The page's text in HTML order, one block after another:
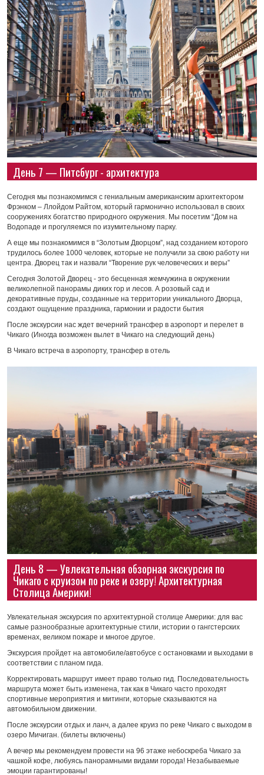
День 7 — Питсбург - архитектура
Сегодня мы познакомимся с гениальным американским архитектором
Фрэнком – Ллойдом Райтом, который гармонично использовал в своих
сооружениях богатство природного окружения. Мы посетим “Дом на
Водопаде и прогуляемся по изумительному парку.
А еще мы познакомимся в “Золотым Дворцом”, над созданием которого
трудилось более 1000 человек, которые не получили за свою работу ни
центра. Дворец так и назвали “Творение рук человеческих и веры”
Сегодня Золотой Дворец - это бесценная жемчужина в окружении
великолепной панорамы диких гор и лесов. А розовый сад и
декоративные пруды, созданные на территории уникального Дворца,
создают ощущение праздника, гармонии и радости бытия
После экскурсии нас ждет вечерний трансфер в аэропорт и перелет в
Чикаго (Иногда возможен вылет в Чикаго на следующий день)
В Чикаго встреча в аэропорту, трансфер в отель
День 8 — Увлекательная обзорная экскурсия по
Чикаго с круизом по реке и озеру! Архитектурная
Столица Америки!
Увлекательная экскурсия по архитектурной столице Америки: для вас
самые разнообразные архитектурные стили, истории о гангстерских
временах, великом пожаре и многое другое.
Экскурсия пройдет на автомобиле/автобусе с остановками и выходами в
соответствии с планом гида.
Корректировать маршрут имеет право только гид. Последовательность
маршрута может быть изменена, так как в Чикаго часто проходят
спортивные мероприятия и митинги, которые сказываются на
автомобильном движении.
После экскурсии отдых и ланч, а далее круиз по реке Чикаго с выходом в
озеро Мичиган. (билеты включены)
А вечер мы рекомендуем провести на 96 этаже небоскреба Чикаго за
чашкой кофе, любуясь панорамными видами города! Незабываемые
эмоции гарантированы!